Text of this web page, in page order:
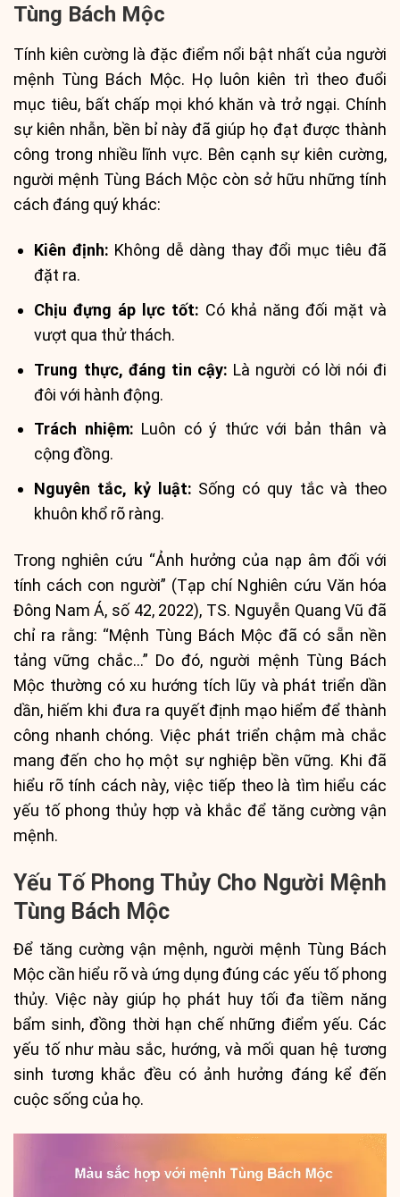
Tùng Bách Mộc
Tính kiên cường là đặc điểm nổi bật nhất của người
mệnh Tùng Bách Mộc. Họ luôn kiên trì theo đuổi
mục tiêu, bất chấp mọi khó khăn và trở ngại. Chính
sự kiên nhẫn, bền bỉ này đã giúp họ đạt được thành
công trong nhiều lĩnh vực. Bên cạnh sự kiên cường,
người mệnh Tùng Bách Mộc còn sở hữu những tính
cách đáng quý khác:
Kiên định: Không dễ dàng thay đổi mục tiêu đã
đặt ra.
Chịu đựng áp lực tốt: Có khả năng đối mặt và
vượt qua thử thách.
Trung thực, đáng tin cậy: Là người có lời nói đi
đôi với hành động.
Trách nhiệm: Luôn có ý thức với bản thân và
cộng đồng.
Nguyên tắc, kỷ luật: Sống có quy tắc và theo
khuôn khổ rõ ràng.
Trong nghiên cứu “Ảnh hưởng của nạp âm đối với
tính cách con người” (Tạp chí Nghiên cứu Văn hóa
Đông Nam Á, số 42, 2022), TS. Nguyễn Quang Vũ đã
chỉ ra rằng: “Mệnh Tùng Bách Mộc đã có sẵn nền
tảng vững chắc…” Do đó, người mệnh Tùng Bách
Mộc thường có xu hướng tích lũy và phát triển dần
dần, hiếm khi đưa ra quyết định mạo hiểm để thành
công nhanh chóng. Việc phát triển chậm mà chắc
mang đến cho họ một sự nghiệp bền vững. Khi đã
hiểu rõ tính cách này, việc tiếp theo là tìm hiểu các
yếu tố phong thủy hợp và khắc để tăng cường vận
mệnh.
Yếu Tố Phong Thủy Cho Người Mệnh
Tùng Bách Mộc
Để tăng cường vận mệnh, người mệnh Tùng Bách
Mộc cần hiểu rõ và ứng dụng đúng các yếu tố phong
thủy. Việc này giúp họ phát huy tối đa tiềm năng
bẩm sinh, đồng thời hạn chế những điểm yếu. Các
yếu tố như màu sắc, hướng, và mối quan hệ tương
sinh tương khắc đều có ảnh hưởng đáng kể đến
cuộc sống của họ.